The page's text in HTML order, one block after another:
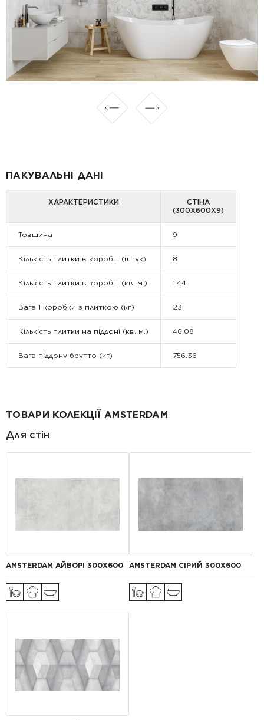
ПАКУВАЛЬНІ ДАНІ
ХАРАКТЕРИСТИКИ
СТІНА
(300Х600Х9)
Товщина 9
Кількість плитки в коробці (штук) 8
Кількість плитки в коробці (кв. м.) 1.44
Вага 1 коробки з плиткою (кг) 23
Кількість плитки на піддоні (кв. м.) 46.08
Вага піддону брутто (кг) 756.36
ТОВАРИ КОЛЕКЦІЇ AMSTERDAM
Для стін
AMSTERDAM АЙВОРІ 300Х600 AMSTERDAM СІРИЙ 300Х600